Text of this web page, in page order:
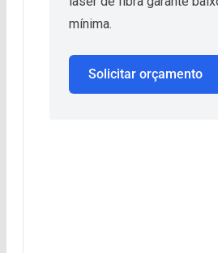
mínima.
Solicitar orçamento